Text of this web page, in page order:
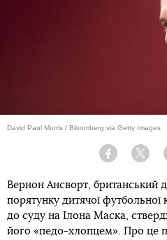
David Paul Morris / Bloomberg via Getty Images
Facebook
Вернон Ансворт, британський
порятунку дитячої футбольної
до суду на Ілона Маска,
його «педо-хлопцем». Про це